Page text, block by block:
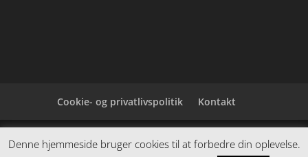
Cookie- og privatlivspolitik Kontakt
Denne hjemmeside samler et bredt udvalg af
spændende varer. Siden er et affiiliatesite, og nogle
Denne hjemmeside bruger cookies til at forbedre din oplevelse.